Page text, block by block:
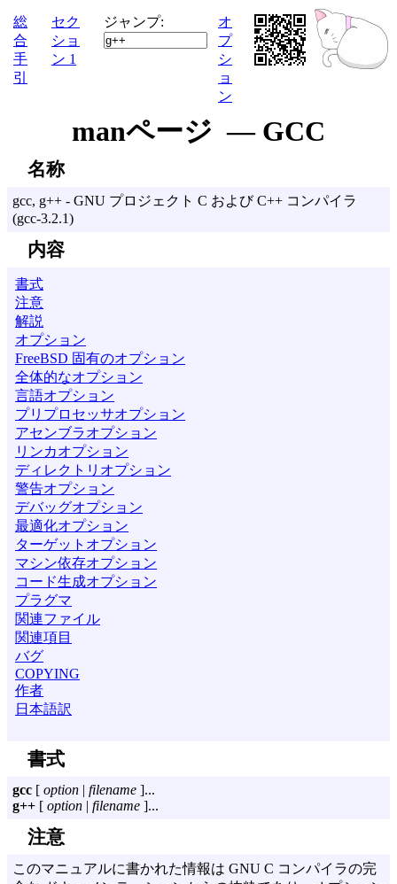
総
合
手
引
セク
ショ
ン 1
ジャンプ:
オ
プ
シ
ョ
ン
manページ — GCC
名称
gcc, g++ - GNU プロジェクト C および C++ コンパイラ
(gcc-3.2.1)
内容
書式
注意
解説
オプション
FreeBSD 固有のオプション
全体的なオプション
言語オプション
プリプロセッサオプション
アセンブラオプション
リンカオプション
ディレクトリオプション
警告オプション
デバッグオプション
最適化オプション
ターゲットオプション
マシン依存オプション
コード生成オプション
プラグマ
関連ファイル
関連項目
バグ
COPYING
作者
日本語訳
書式
gcc [ option | filename ]...
g++ [ option | filename ]...
注意
このマニュアルに書かれた情報は GNU C コンパイラの完